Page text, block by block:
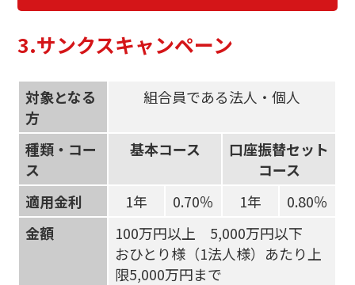
3.サンクスキャンペーン
対象となる
方
組合員である法人・個人
種類・コー
ス
基本コース
口座振替セット
コース
適用金利
1年 0.70％ 1年
0.80％
金額
100万円以上 5,000万円以下
おひとり様（1法人様）あたり上
限5,000万円まで